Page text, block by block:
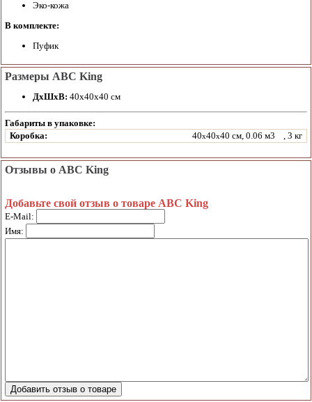
Эко-кожа
В комплекте:
Пуфик
Размеры ABC King
ДхШхВ: 40х40х40 см
Габариты в упаковке:
Коробка:
40x40x40 см, 0.06 м3 , 3 кг
Отзывы о ABC King
Добавьте свой отзыв о товаре ABC King
E-Mail:
Имя: